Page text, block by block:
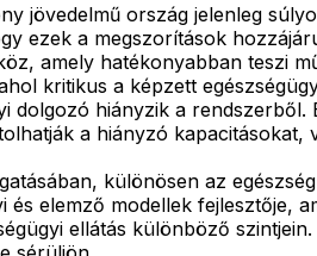
jövedelmű ország jelenleg
ezek a megszorítások
amely hatékonyabban teszi
kritikus a képzett
hiányzik a
a hiányzó kapacitásokat,
különösen az
elemző modellek fejlesztője,
ellátás különböző